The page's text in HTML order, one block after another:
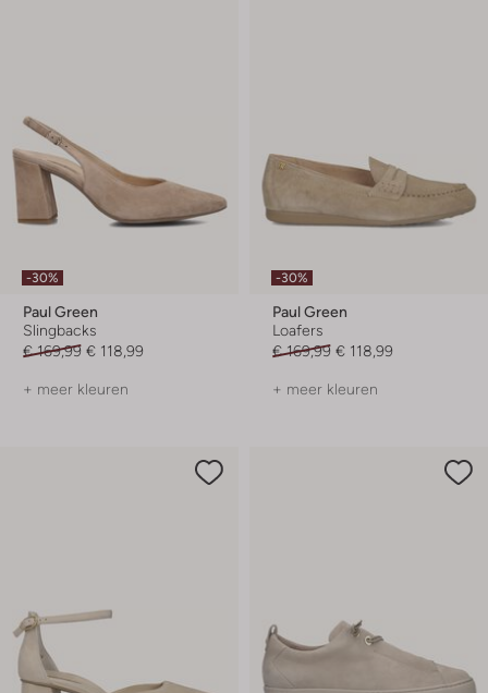
-30%
Paul Green
Slingbacks
€ 169,99 € 118,99
+ meer kleuren
-30%
Paul Green
Loafers
€ 169,99 € 118,99
+ meer kleuren